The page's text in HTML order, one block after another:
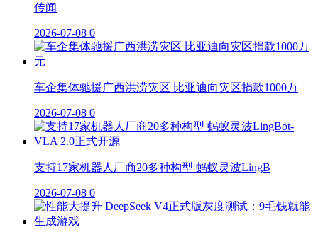
传闻
2026-07-08 0
车企集体驰援广西洪涝灾区 比亚迪向灾区捐款1000万
2026-07-08 0
支持17家机器人厂商20多种构型 蚂蚁灵波LingB
2026-07-08 0